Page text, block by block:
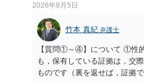
2026年8月5日
竹本 真紀 弁護士
【質問①～④】について ①性
も，保有している証拠は，交
ものです（裏を返せば，証拠